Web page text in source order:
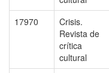
17970
Crisis.
Revista de
crítica
cultural